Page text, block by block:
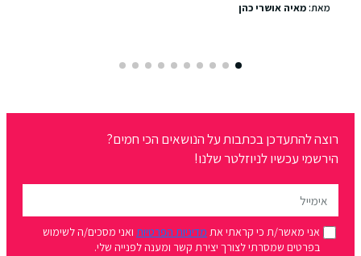
מאת:מאיה אושרי כהן
רוצה להתעדכן בכתבות על הנושאים הכי חמים?
הירשמי עכשיו לניוזלטר שלנו!
אני מאשר/ת כי קראתי את מדיניות הפרטיות ואני מסכים/ה לשימוש
בפרטים שמסרתי לצורך יצירת קשר ומענה לפנייה שלי.